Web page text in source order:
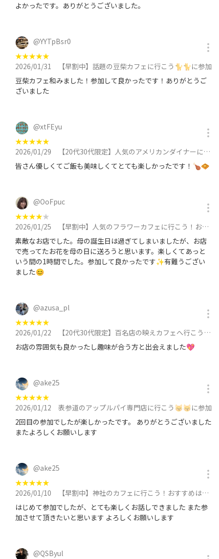
よかったです。ありがとうございました。
@YYTpBsr0
★★★★★
2026/01/31
【早割中】話題の豆柴カフェに行こう🐈🐈に参加
豆柴カフェ和みました！参加して良かったです！ありがとうご
ざいました
@xtFEyu
★★★★★
2026/01/29
【20代30代限定】人気のアメリカンダイナーに行こう！おすすめはチョコレートブラウニーです🥞🥞に参加
皆さん優しくてご飯も美味しくてとても楽しかったです！🍗🧇
@OoFpuc
★★★★★
2026/01/25
【早割中】人気のフラワーカフェに行こう！おすすめはブラウンシュガーキャロットケーキ🌸🌸に参加
素敵なお店でした。母の誕生日は過ぎてしまいましたが、お店
で売ってたお花を母の日に送ろうと思います。楽しくてあっと
いう間の1時間でした。参加して良かったです✨有難うござい
ました😊
@azusa_pl
★★★★★
2026/01/22
【20代30代限定】百名店の映えカフェへ行こう！おすすめはモンブランパンケーキ🦊🦊に参加
お店の雰囲気も良かったし趣味が合う方と出会えました💖
@ake25
★★★★★
2026/01/12
表参道のアップルパイ専門店に行こう😽😽に参加
2回目の参加でしたが楽しかったです。 ありがとうございました
またよろしくお願いします
@ake25
★★★★★
2026/01/10
【早割中】神社のカフェに行こう！おすすめは白玉おしるこです🦊🦊に参加
はじめて参加でしたが、とても楽しくお話しできました また参
加させて頂きたいと思います よろしくお願いします
@QSByul